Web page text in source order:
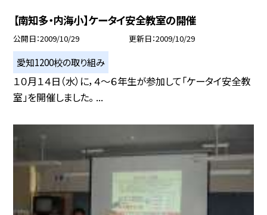
【南知多・内海小】ケータイ安全教室の開催
公開日 2009/10/29 更新日 2009/10/29
愛知1200校の取り組み
１０月１４日（水）に，４〜６年生が参加して「ケータイ安全教
室」を開催しました。 ...